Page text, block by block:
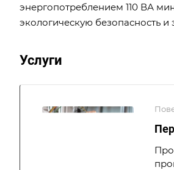
энергопотреблением 110 ВА
экологическую безопасность
Услуги